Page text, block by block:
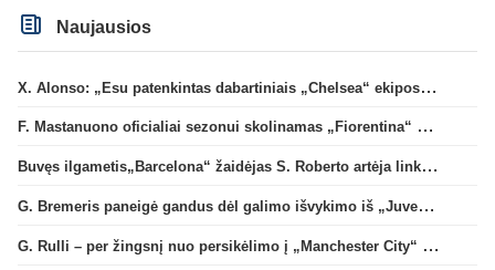
Naujausios
X. Alonso: „Esu patenkintas dabartiniais „Chelsea“ ekipos vartininkais“
F. Mastanuono oficialiai sezonui skolinamas „Fiorentina“ ekipai
Buvęs ilgametis„Barcelona“ žaidėjas S. Roberto artėja link persikėlimo į MLS
G. Bremeris paneigė gandus dėl galimo išvykimo iš „Juventus“ klubo
G. Rulli – per žingsnį nuo persikėlimo į „Manchester City“ klubą